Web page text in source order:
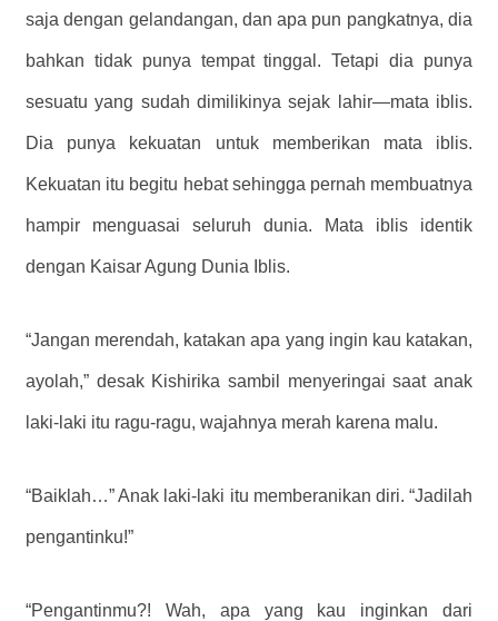
saja dengan gelandangan, dan apa pun pangkatnya, dia
bahkan tidak punya tempat tinggal. Tetapi dia punya
sesuatu yang sudah dimilikinya sejak lahir—mata iblis.
Dia punya kekuatan untuk memberikan mata iblis.
Kekuatan itu begitu hebat sehingga pernah membuatnya
hampir menguasai seluruh dunia. Mata iblis identik
dengan Kaisar Agung Dunia Iblis.
“Jangan merendah, katakan apa yang ingin kau katakan,
ayolah,” desak Kishirika sambil menyeringai saat anak
laki-laki itu ragu-ragu, wajahnya merah karena malu.
“Baiklah…” Anak laki-laki itu memberanikan diri. “Jadilah
pengantinku!”
“Pengantinmu?! Wah, apa yang kau inginkan dari